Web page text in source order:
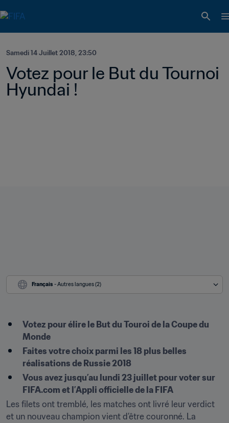
Samedi 14 Juillet 2018, 23:50
Votez pour le But du Tournoi
Hyundai !
Français - Autres langues (2)
Votez pour élire le But du Touroi de la Coupe du
Monde
Faites votre choix parmi les 18 plus belles
réalisations de Russie 2018
Vous avez jusqu’au lundi 23 juillet pour voter sur
FIFA.com et l’Appli officielle de la FIFA
Les filets ont tremblé, les matches ont livré leur verdict
et un nouveau champion vient d’être couronné. La